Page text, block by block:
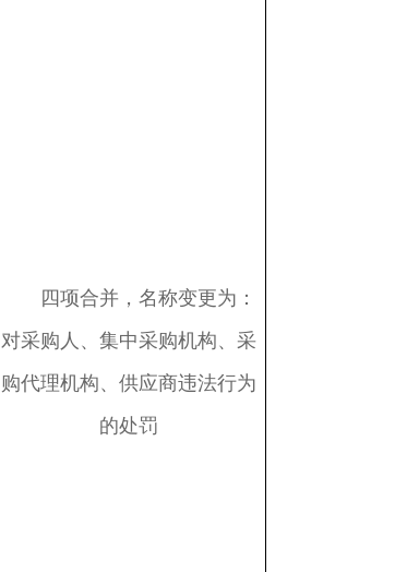
四项合并，名称变更为：
对采购人、集中采购机构、采
购代理机构、供应商违法行为
的处罚